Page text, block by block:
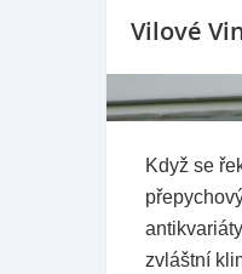
Vilové
Když se
zvláštní